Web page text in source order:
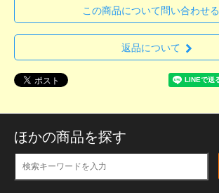
この商品について問い合わせる
返品について
ほかの商品を探す